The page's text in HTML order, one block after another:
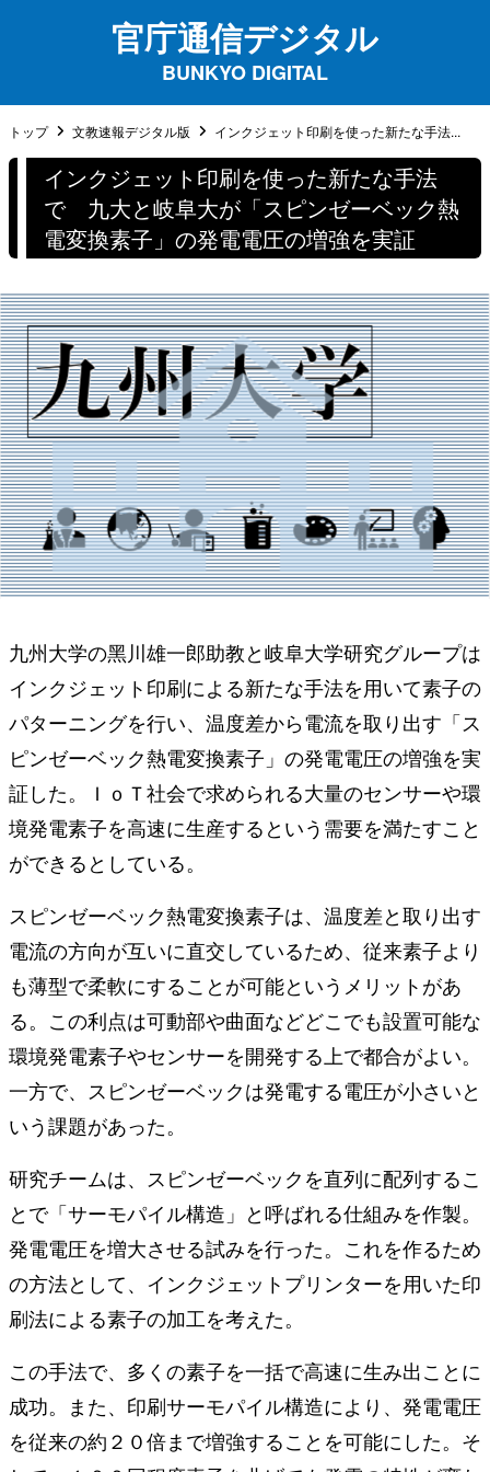
官庁通信デジタル
BUNKYO DIGITAL
トップ 文教速報デジタル版 インクジェット印刷を使った新たな手法...
インクジェット印刷を使った新たな手法
で 九大と岐阜大が「スピンゼーベック熱
電変換素⼦」の発電電圧の増強を実証
九州⼤学の⿊川雄⼀郎助教と岐⾩⼤学研究グループは
インクジェット印刷による新たな⼿法を⽤いて素⼦の
パターニングを⾏い、温度差から電流を取り出す「ス
ピンゼーベック熱電変換素⼦」の発電電圧の増強を実
証した。ＩｏＴ社会で求められる大量のセンサーや環
境発電素子を高速に生産するという需要を満たすこと
ができるとしている。
スピンゼーベック熱電変換素⼦は、温度差と取り出す
電流の⽅向が互いに直交しているため、従来素⼦より
も薄型で柔軟にすることが可能というメリットがあ
る。この利点は可動部や曲⾯などどこでも設置可能な
環境発電素⼦やセンサーを開発する上で都合がよい。
⼀⽅で、スピンゼーベックは発電する電圧が⼩さいと
いう課題があった。
研究チームは、スピンゼーベックを直列に配列するこ
とで「サーモパイル構造」と呼ばれる仕組みを作製。
発電電圧を増⼤させる試みを⾏った。これを作るため
の方法として、インクジェットプリンターを⽤いた印
刷法による素⼦の加⼯を考えた。
この⼿法で、多くの素⼦を⼀括で⾼速に生み出ことに
成功。また、印刷サーモパイル構造により、発電電圧
を従来の約２０倍まで増強することを可能にした。そ